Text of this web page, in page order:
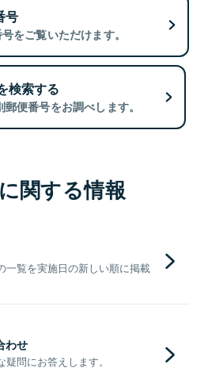
号
をご覧いただけます。
検索する
便番号をお調べします。
関する情報
一覧を実施日の新しい順に掲載
わせ
問にお答えします。